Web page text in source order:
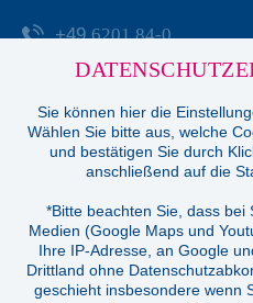
+496201 84-0
office@frank-pti.com
© 2026 FRANK-PTI GmbH
Handelsregister: HRB 41137
Registriergericht:
USt-ID-Nr.:DE812814652
Sie können hier die
Wählen Sie bitte aus, welche
und bestätigen Sie durch
anschließend auf die
*Bitte beachten Sie, dass bei
Medien (Google Maps und
Ihre IP-Adresse, an Google
Drittland ohne
geschieht insbesondere wenn